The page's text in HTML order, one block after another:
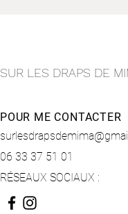
SUR LES DRAPS DE
POUR ME CONTACTER
06 33 37 51 01
RÉSEAUX SOCIAUX :